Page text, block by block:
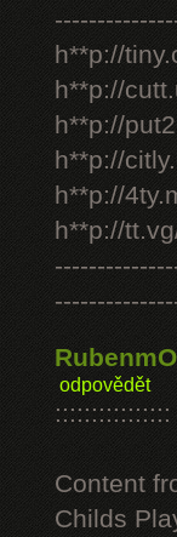
h**p://
h**p://
h**p://
h**p://
h**p://
h**p://
odpovědět
Content
Childs